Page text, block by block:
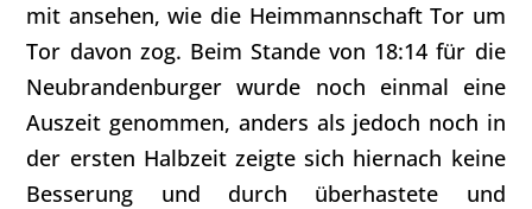
mit ansehen, wie die Heimmannschaft Tor um
Tor davon zog. Beim Stande von 18:14 für die
Neubrandenburger wurde noch einmal eine
Auszeit genommen, anders als jedoch noch in
der ersten Halbzeit zeigte sich hiernach keine
Besserung und durch überhastete und